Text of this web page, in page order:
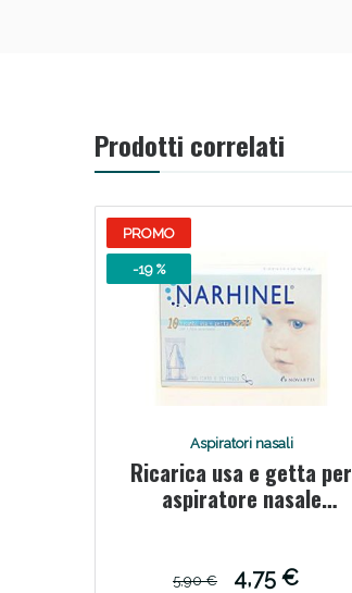
Prodotti correlati
PROMO
-19 %
Aspiratori nasali
Ricarica usa e getta per
aspiratore nasale
5,90 €
4,75 €